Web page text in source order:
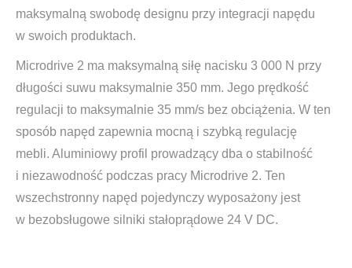
maksymalną swobodę designu przy integracji napędu
w swoich produktach.
Microdrive 2 ma maksymalną siłę nacisku 3 000 N przy
długości suwu maksymalnie 350 mm. Jego prędkość
regulacji to maksymalnie 35 mm/s bez obciążenia. W ten
sposób napęd zapewnia mocną i szybką regulację
mebli. Aluminiowy profil prowadzący dba o stabilność
i niezawodność podczas pracy Microdrive 2. Ten
wszechstronny napęd pojedynczy wyposażony jest
w bezobsługowe silniki stałoprądowe 24 V DC.